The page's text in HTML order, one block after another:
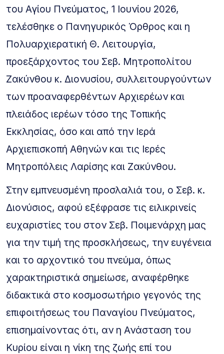
του Αγίου Πνεύματος, 1 Ιουνίου 2026,
τελέσθηκε ο Πανηγυρικός Όρθρος και η
Πολυαρχιερατική Θ. Λειτουργία,
προεξάρχοντος του Σεβ. Μητροπολίτου
Ζακύνθου κ. Διονυσίου, συλλειτουργούντων
των προαναφερθέντων Αρχιερέων και
πλειάδος ιερέων τόσο της Τοπικής
Εκκλησίας, όσο και από την Ιερά
Αρχιεπισκοπή Αθηνών και τις Ιερές
Μητροπόλεις Λαρίσης και Ζακύνθου.
Στην εμπνευσμένη προσλαλιά του, ο Σεβ. κ.
Διονύσιος, αφού εξέφρασε τις ειλικρινείς
ευχαριστίες του στον Σεβ. Ποιμενάρχη μας
για την τιμή της προσκλήσεως, την ευγένεια
και το αρχοντικό του πνεύμα, όπως
χαρακτηριστικά σημείωσε, αναφέρθηκε
διδακτικά στο κοσμοσωτήριο γεγονός της
επιφοιτήσεως του Παναγίου Πνεύματος,
επισημαίνοντας ότι, αν η Ανάσταση του
Κυρίου είναι η νίκη της ζωής επί του